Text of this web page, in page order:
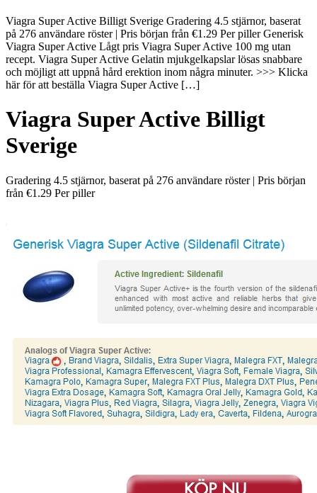
Viagra Super Active Billigt Sverige Gradering 4.5 stjärnor, baserat
på 276 användare röster | Pris början från €1.29 Per piller Generisk
Viagra Super Active Lågt pris Viagra Super Active 100 mg utan
recept. Viagra Super Active Gelatin mjukgelkapslar lösas snabbare
och möjligt att uppnå hård erektion inom några minuter. >>> Klicka
här för att beställa Viagra Super Active […]
Viagra Super Active Billigt
Sverige
Gradering 4.5 stjärnor, baserat på 276 användare röster| Pris början
från €1.29 Per piller